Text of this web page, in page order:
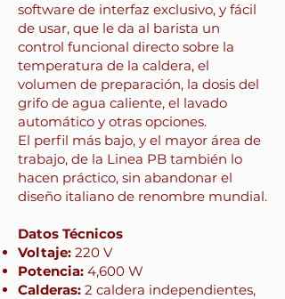
software de interfaz exclusivo, y fácil
de usar, que le da al barista un
control funcional directo sobre la
temperatura de la caldera, el
volumen de preparación, la dosis del
grifo de agua caliente, el lavado
automático y otras opciones.
El perfil más bajo, y el mayor área de
trabajo, de la Linea PB también lo
hacen práctico, sin abandonar el
diseño italiano de renombre mundial.
Datos Técnicos
Voltaje: 220 V
Potencia: 4,600 W
Calderas: 2 caldera independientes,